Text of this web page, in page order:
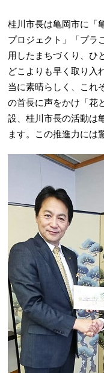
桂川市長は亀岡市に「
プロジェクト」「プラ
用したまちづくり、ひ
どこよりも早く取り入
当に素晴らしく、これ
の首長に声をかけ「花
設、桂川市長の活動は
ます。この推進力には